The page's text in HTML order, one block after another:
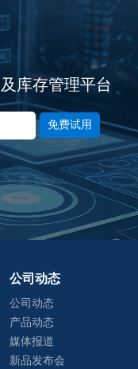
库存管理平台
免费试用
公司动态
公司动态
产品动态
媒体报道
新品发布会